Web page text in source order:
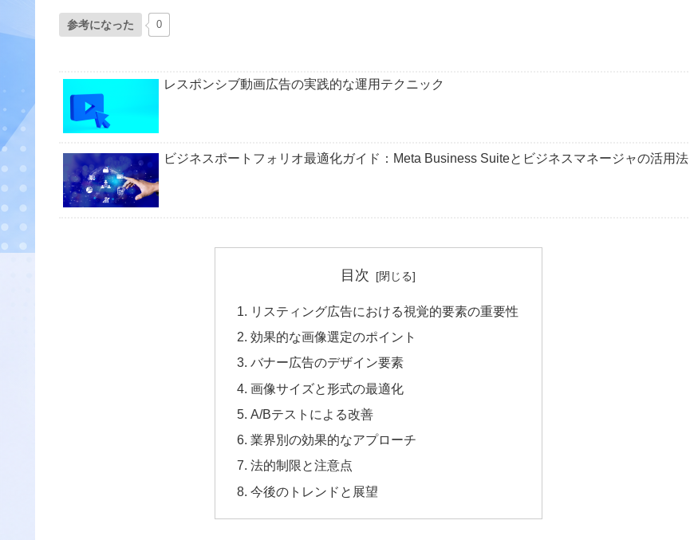
参考になった 0
レスポンシブ動画広告の実践的な運用テクニック
ビジネスポートフォリオ最適化ガイド：Meta Business Suiteとビジネスマネージャの活用法
目次
リスティング広告における視覚的要素の重要性
効果的な画像選定のポイント
バナー広告のデザイン要素
画像サイズと形式の最適化
A/Bテストによる改善
業界別の効果的なアプローチ
法的制限と注意点
今後のトレンドと展望